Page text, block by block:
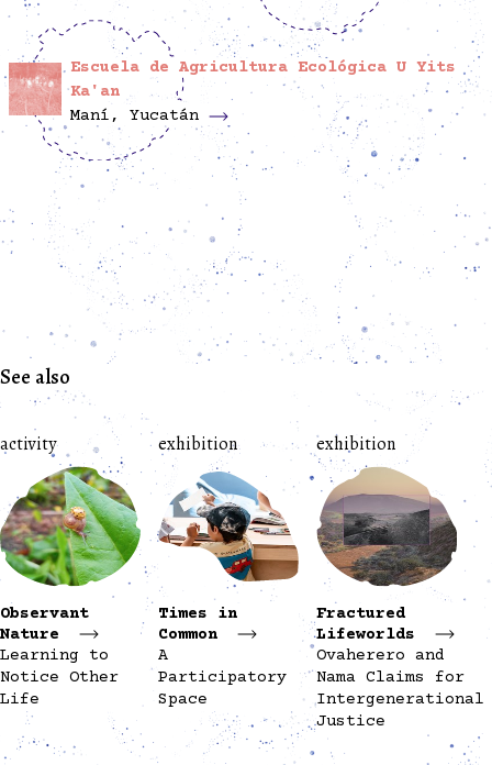
Escuela de Agricultura Ecológica U Yits
Ka'an
Maní, Yucatán
See also
activity
Observant
Nature
Learning to
Notice Other
Life
exhibition
Times in
Common
A
Participatory
Space
exhibition
Fractured
Lifeworlds
Ovaherero and
Nama Claims for
Intergenerational
Justice